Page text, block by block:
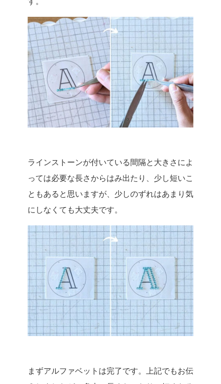
ラインストーンが付いている間隔と大きさによ
っては必要な長さからはみ出たり、少し短いこ
ともあると思いますが、少しのずれはあまり気
にしなくても大丈夫です。
まずアルファベットは完了です。上記でもお伝